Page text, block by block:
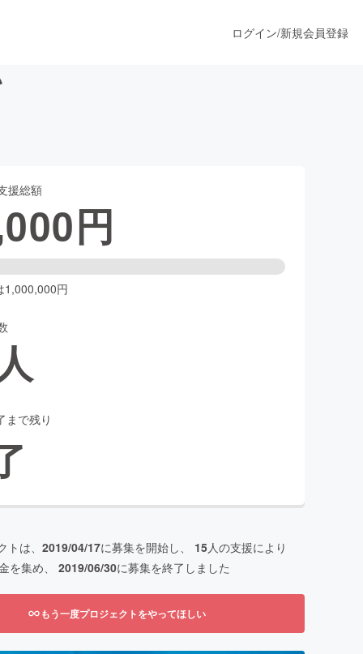
ファッション
ログイン/新規会員登録
援総額
円
1,000,000円
まで残り
は、 2019/04/17に募集を開始し、 15人の支援により
を集め、 2019/06/30に募集を終了しました
もう一度プロジェクトをやってほしい